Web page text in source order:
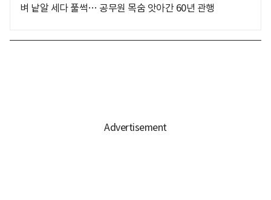
벼 낱알 세다 풀썩… 공무원 목숨 앗아간 60년 관행